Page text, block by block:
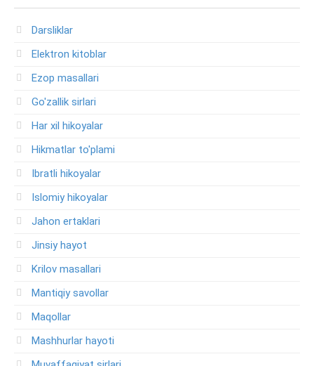
Darsliklar
Elektron kitoblar
Ezop masallari
Go'zallik sirlari
Har xil hikoyalar
Hikmatlar to'plami
Ibratli hikoyalar
Islomiy hikoyalar
Jahon ertaklari
Jinsiy hayot
Krilov masallari
Mantiqiy savollar
Maqollar
Mashhurlar hayoti